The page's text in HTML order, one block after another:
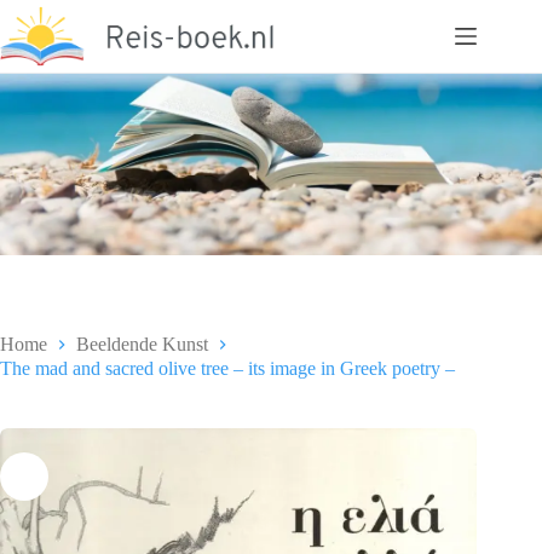
naar
de
inhoud
Home
Beeldende Kunst
The mad and sacred olive tree – its image in Greek poetry –